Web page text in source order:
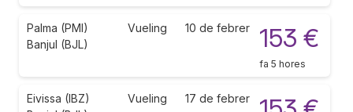
Palma (PMI)
Banjul (BJL)
Vueling 10 de febrer 153 €
fa 5 hores
Eivissa (IBZ)
Vueling 17 de febrer